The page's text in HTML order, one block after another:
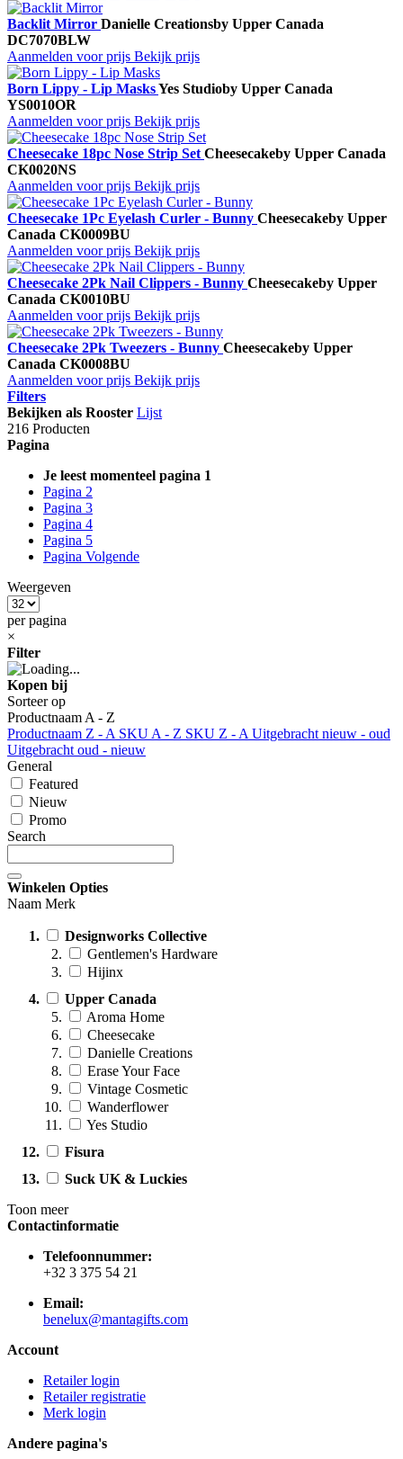
Backlit Mirror Danielle Creationsby Upper Canada
DC7070BLW
Aanmelden voor prijs Bekijk prijs
Born Lippy - Lip MasksYes Studioby Upper Canada
YS0010OR
Aanmelden voor prijs Bekijk prijs
Cheesecake 18pc Nose Strip Set Cheesecakeby Upper Canada
CK0020NS
Aanmelden voor prijs Bekijk prijs
Cheesecake 1Pc Eyelash Curler - Bunny Cheesecakeby Upper
Canada CK0009BU
Aanmelden voor prijs Bekijk prijs
Cheesecake 2Pk Nail Clippers - Bunny Cheesecakeby Upper
Canada CK0010BU
Aanmelden voor prijs Bekijk prijs
Cheesecake 2Pk Tweezers - Bunny Cheesecakeby Upper
Canada CK0008BU
Aanmelden voor prijs Bekijk prijs
Filters
Bekijken als Rooster Lijst
216 Producten
Pagina
Je leest momenteel pagina 1
Pagina 2
Pagina 3
Pagina 4
Pagina 5
Pagina Volgende
Weergeven
per pagina
×
Filter
Kopen bij
Sorteer op
Productnaam A - Z
Productnaam Z - A SKU A - Z SKU Z - A Uitgebracht nieuw - oud
Uitgebracht oud - nieuw
General
Featured
Nieuw
Promo
Search
Winkelen Opties
Naam Merk
Designworks Collective
Gentlemen's Hardware
Hijinx
Upper Canada
Aroma Home
Cheesecake
Danielle Creations
Erase Your Face
Vintage Cosmetic
Wanderflower
Yes Studio
Fisura
Suck UK & Luckies
Toon meer
Contactinformatie
Telefoonnummer:
+32 3 375 54 21
Email:
benelux@mantagifts.com
Account
Retailer login
Retailer registratie
Merk login
Andere pagina's